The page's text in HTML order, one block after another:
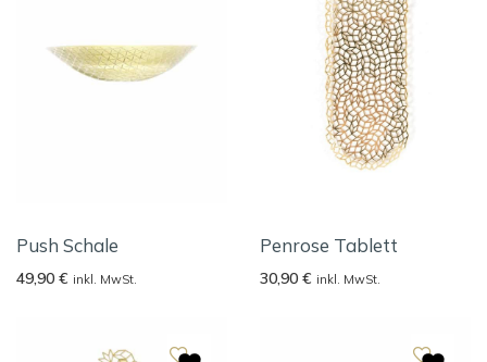
Push Schale
49,90 € inkl. MwSt.
Penrose Tablett
30,90 € inkl. MwSt.